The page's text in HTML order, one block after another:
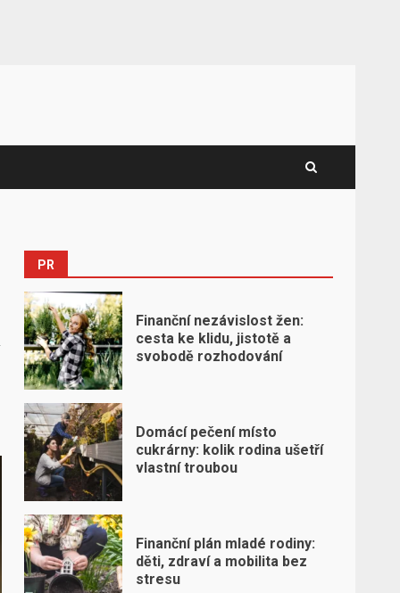
PR
Finanční nezávislost žen:
cesta ke klidu, jistotě a
svobodě rozhodování
Domácí pečení místo
cukrárny: kolik rodina ušetří
vlastní troubou
Finanční plán mladé rodiny:
děti, zdraví a mobilita bez
stresu